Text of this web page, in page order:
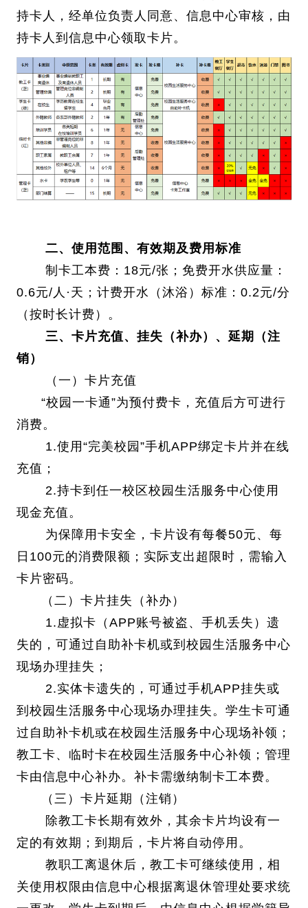
持卡人，经单位负责人同意、信息中心审核，由
持卡人到信息中心领取卡片。
二、使用范围、有效期及费用标准
制卡工本费：18元/张；免费开水供应量：
0.6元/人·天；计费开水（沐浴）标准：0.2元/分
（按时长计费）。
三、卡片充值、挂失（补办）、延期（注
销）
（一）卡片充值
“校园一卡通”为预付费卡，充值后方可进行
消费。
1.使用“完美校园”手机APP绑定卡片并在线
充值；
2.持卡到任一校区校园生活服务中心使用
现金充值。
为保障用卡安全，卡片设有每餐50元、每
日100元的消费限额；实际支出超限时，需输入
卡片密码。
（二）卡片挂失（补办）
1.虚拟卡（APP账号被盗、手机丢失）遗
失的，可通过自助补卡机或到校园生活服务中心
现场办理挂失；
2.实体卡遗失的，可通过手机APP挂失或
到校园生活服务中心现场办理挂失。学生卡可通
过自助补卡机或在校园生活服务中心现场补领；
教工卡、临时卡在校园生活服务中心补领；管理
卡由信息中心补办。补卡需缴纳制卡工本费。
（三）卡片延期（注销）
除教工卡长期有效外，其余卡片均设有一
定的有效期；到期后，卡片将自动停用。
教职工离退休后，教工卡可继续使用，相
关使用权限由信息中心根据离退休管理处要求统